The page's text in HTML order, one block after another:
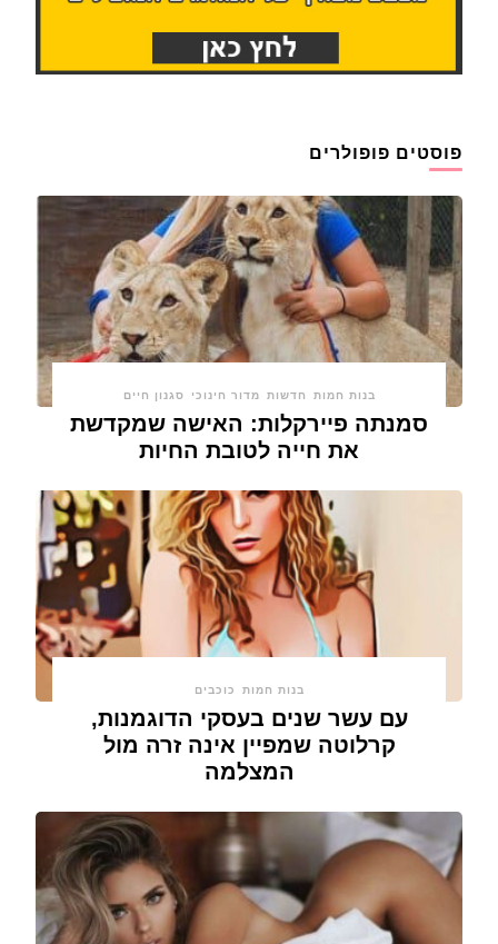
פוסטים פופולרים
בנות חמות חדשות מדור חינוכי סגנון חיים
סמנתה פיירקלות: האישה שמקדשת
את חייה לטובת החיות
בנות חמות כוכבים
עם עשר שנים בעסקי הדוגמנות,
קרלוטה שמפיין אינה זרה מול
המצלמה